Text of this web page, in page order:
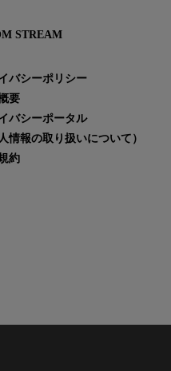
STREAM
バシーポリシー
要
バシーポータル
情報の取り扱いについて）
約